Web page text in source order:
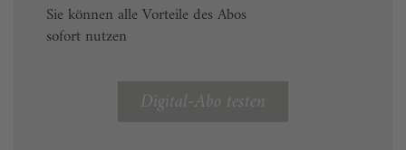
Sie können alle Vorteile des Abos
sofort nutzen
Digital-Abo testen